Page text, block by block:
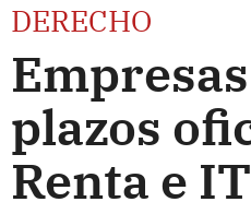
DERECHO
plazos
Renta e